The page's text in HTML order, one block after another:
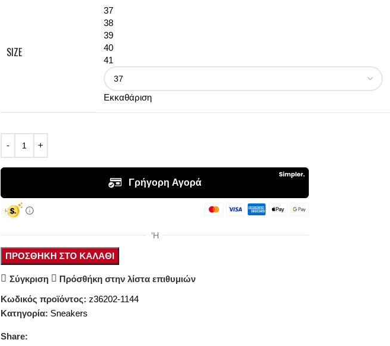
SIZE
37
38
39
40
41
Εκκαθάριση
ΠΡΟΣΘΉΚΗ ΣΤΟ ΚΑΛΆΘΙ
Σύγκριση Πρόσθήκη στην λίστα επιθυμιών
Κωδικός προϊόντος: z36202-1144
Κατηγορία: Sneakers
Share: